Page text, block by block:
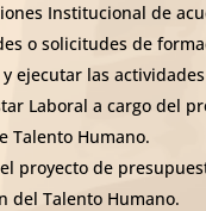
Institucional de
o solicitudes de
ejecutar las
Laboral a cargo del
Talento Humano.
proyecto de
del Talento Humano.